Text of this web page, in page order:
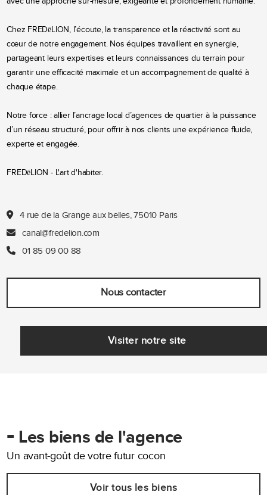
Chez FREDēLION, l’écoute, la transparence et la réactivité sont au
cœur de notre engagement. Nos équipes travaillent en synergie,
partageant leurs expertises et leurs connaissances du terrain pour
garantir une efficacité maximale et un accompagnement de qualité à
chaque étape.
Notre force : allier l’ancrage local d’agences de quartier à la puissance
d’un réseau structuré, pour offrir à nos clients une expérience fluide,
experte et engagée.
FREDēLION - L'art d'habiter.
4 rue de la Grange aux belles, 75010 Paris
canal@fredelion.com
01 85 09 00 88
Nous contacter
Visiter notre site
- Les biens de l'agence
Un avant-goût de votre futur cocon
Voir tous les biens